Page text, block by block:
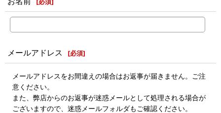
[必須]
メールアドレス [必須]
メールアドレスをお間違えの場合はお返事が届きません。ご注
意ください。
また、弊店からのお返事が迷惑メールとして処理される場合が
ございますので、迷惑メールフォルダもご確認ください。